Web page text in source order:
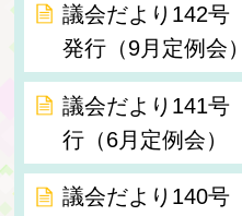
議会だより142
発行（9月定例会）
議会だより141
行（6月定例会）
議会だより140